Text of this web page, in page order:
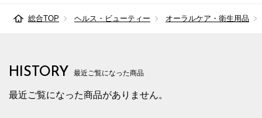
総合TOP ヘルス・ビューティー オーラルケア・衛生用品
HISTORY 最近ご覧になった商品
最近ご覧になった商品がありません。